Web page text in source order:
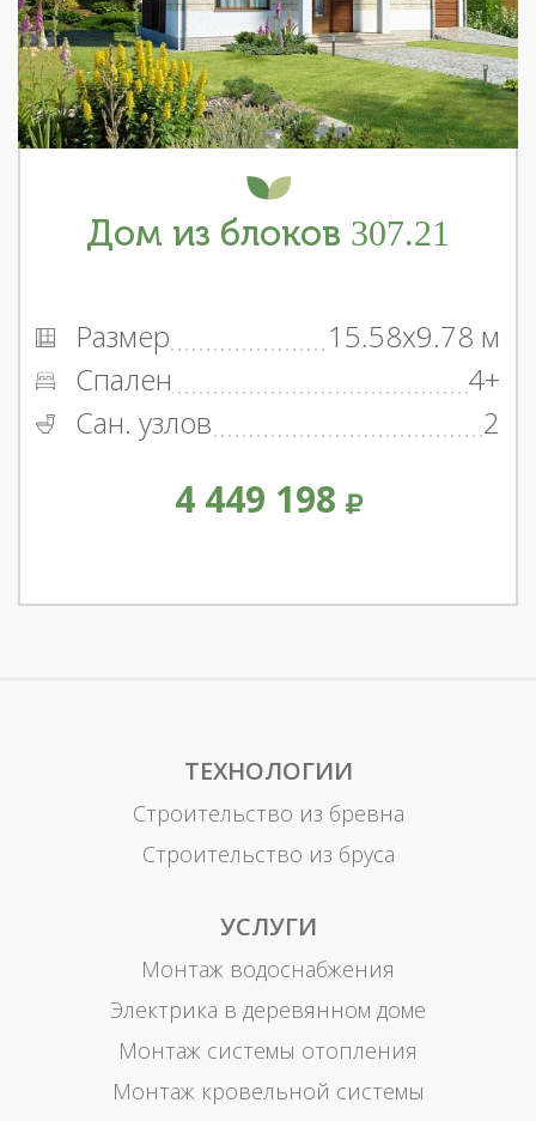
Дом из блоков 307.21
Размер
15.58x9.78 м
Спален
4+
Сан. узлов
2
4 449 198
ТЕХНОЛОГИИ
Строительство из бревна
Строительство из бруса
УСЛУГИ
Монтаж водоснабжения
Электрика в деревянном доме
Монтаж системы отопления
Монтаж кровельной системы